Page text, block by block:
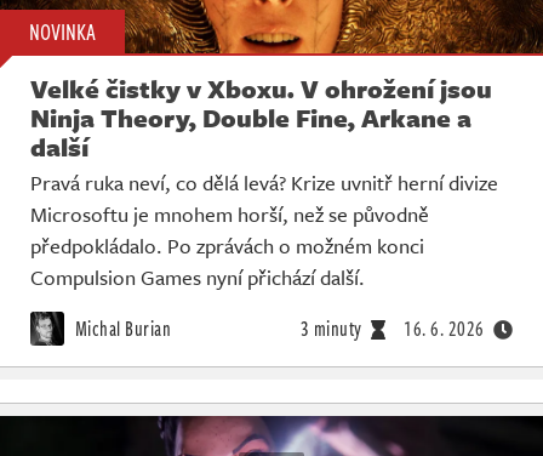
NOVINKA
Velké čistky v Xboxu. V ohrožení jsou
Ninja Theory, Double Fine, Arkane a
další
Pravá ruka neví, co dělá levá? Krize uvnitř herní divize
Microsoftu je mnohem horší, než se původně
předpokládalo. Po zprávách o možném konci
Compulsion Games nyní přichází další.
Michal Burian 3 minuty 16. 6. 2026